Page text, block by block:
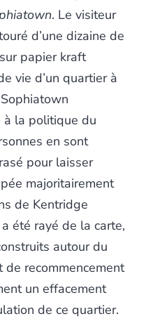
. Le visiteur
d’une dizaine de
papier kraft
vie d’un quartier à
à la politique du
en sont
pour laisser
majoritairement
de Kentridge
été rayé de la carte,
autour du
de recommencement
un effacement
de ce quartier.